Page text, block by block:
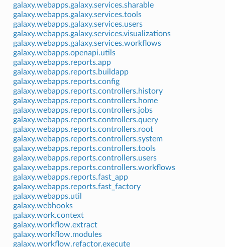
galaxy.webapps.galaxy.services.sharable
galaxy.webapps.galaxy.services.tools
galaxy.webapps.galaxy.services.users
galaxy.webapps.galaxy.services.visualizations
galaxy.webapps.galaxy.services.workflows
galaxy.webapps.openapi.utils
galaxy.webapps.reports.app
galaxy.webapps.reports.buildapp
galaxy.webapps.reports.config
galaxy.webapps.reports.controllers.history
galaxy.webapps.reports.controllers.home
galaxy.webapps.reports.controllers.jobs
galaxy.webapps.reports.controllers.query
galaxy.webapps.reports.controllers.root
galaxy.webapps.reports.controllers.system
galaxy.webapps.reports.controllers.tools
galaxy.webapps.reports.controllers.users
galaxy.webapps.reports.controllers.workflows
galaxy.webapps.reports.fast_app
galaxy.webapps.reports.fast_factory
galaxy.webapps.util
galaxy.webhooks
galaxy.work.context
galaxy.workflow.extract
galaxy.workflow.modules
galaxy.workflow.refactor.execute